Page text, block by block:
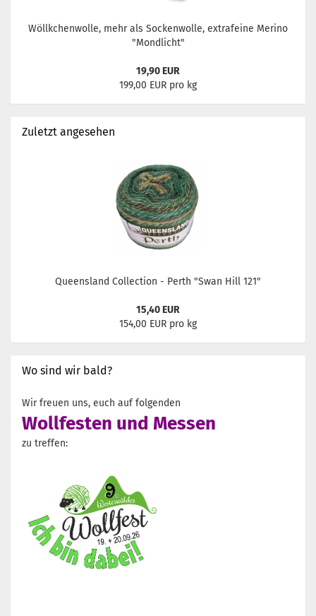
Wöllkchenwolle, mehr als Sockenwolle, extrafeine Merino
"Mondlicht"
19,90 EUR
199,00 EUR pro kg
Zuletzt angesehen
Queensland Collection - Perth "Swan Hill 121"
15,40 EUR
154,00 EUR pro kg
Wo sind wir bald?
Wir freuen uns, euch auf folgenden
Wollfesten und Messen
zu treffen: